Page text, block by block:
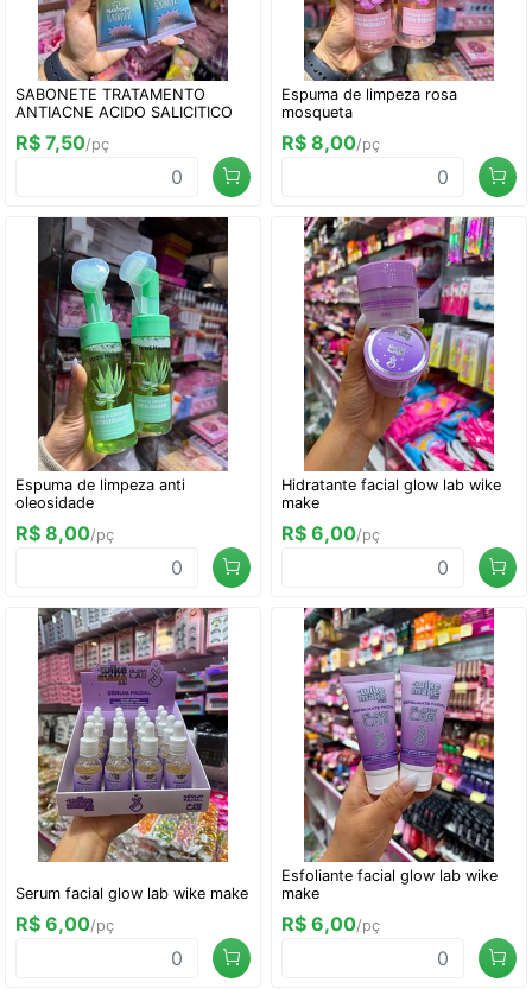
SABONETE TRATAMENTO
ANTIACNE ACIDO SALICITICO
R$ 7,50/pç
Espuma de limpeza rosa
mosqueta
R$ 8,00/pç
Espuma de limpeza anti
oleosidade
R$ 8,00/pç
Hidratante facial glow lab wike
make
R$ 6,00/pç
Serum facial glow lab wike make
R$ 6,00/pç
Esfoliante facial glow lab wike
make
R$ 6,00/pç